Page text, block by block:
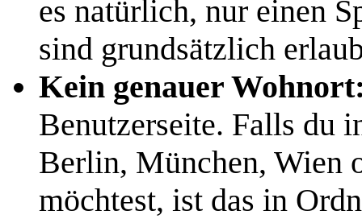
es natürlich, nur einen
sind grundsätzlich
Kein genauer
Benutzerseite. Falls du
Berlin, München, Wien
möchtest, ist das in